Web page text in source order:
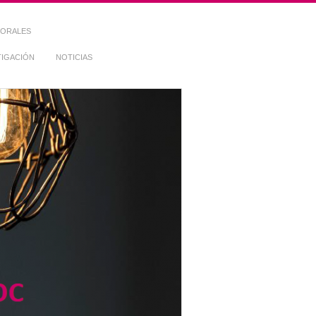
NOTICIAS